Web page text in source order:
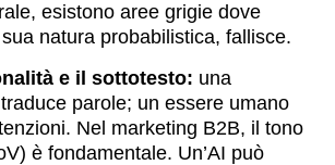
esistono aree grigie dove
sua natura probabilistica, fallisce.
e il sottotesto: una
parole; un essere umano
Nel marketing B2B, il tono
è fondamentale. Un’AI può